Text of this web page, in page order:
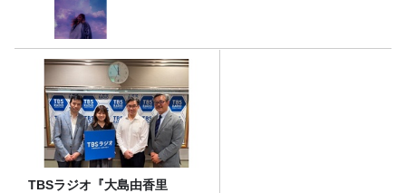
TBSラジオ『大島由香里